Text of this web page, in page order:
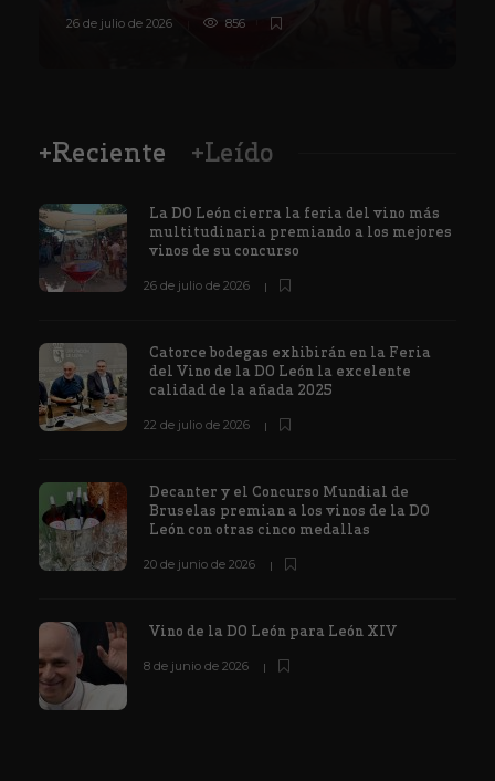
26 de julio de 2026 856
+Reciente +Leído
La DO León cierra la feria del vino más
multitudinaria premiando a los mejores
vinos de su concurso
26 de julio de 2026
Catorce bodegas exhibirán en la Feria
del Vino de la DO León la excelente
calidad de la añada 2025
22 de julio de 2026
Decanter y el Concurso Mundial de
Bruselas premian a los vinos de la DO
León con otras cinco medallas
20 de junio de 2026
Vino de la DO León para León XIV
8 de junio de 2026